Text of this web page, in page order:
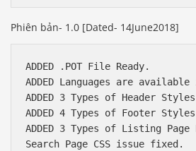
Phiên bản- 1.0 [Dated- 14June2018]
ADDED .POT File Ready.
ADDED Languages are
ADDED 3 Types of Header
ADDED 4 Types of Footer
ADDED 3 Types of Listing Page
Search Page CSS issue fixed.